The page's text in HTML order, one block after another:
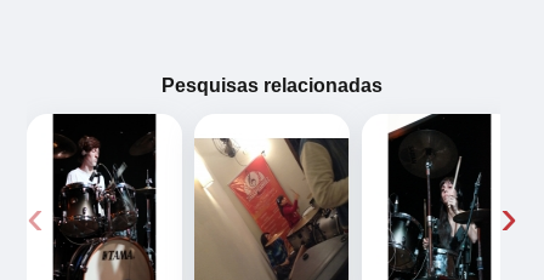
Pesquisas relacionadas
‹ ›